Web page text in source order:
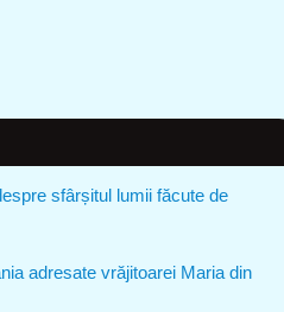
sfârșitul lumii făcute de
adresate vrăjitoarei Maria din